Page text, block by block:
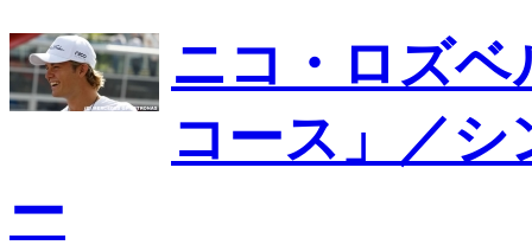
ニコ・ロズ
コース」／
ー